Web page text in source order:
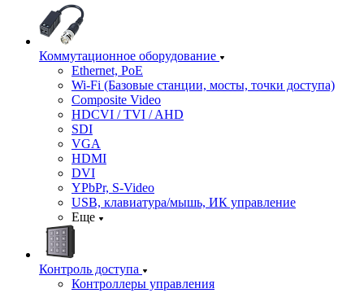
Коммутационное оборудование
Ethernet, PoE
Wi-Fi (Базовые станции, мосты, точки доступа)
Composite Video
HDCVI / TVI / AHD
SDI
VGA
HDMI
DVI
YPbPr, S-Video
USB, клавиатура/мышь, ИК управление
Еще
Контроль доступа
Контроллеры управления